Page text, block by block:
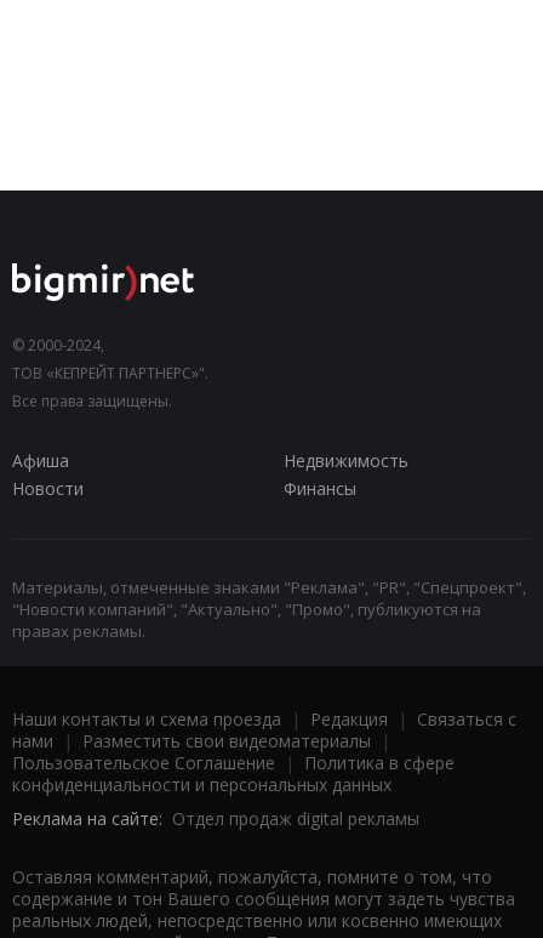
© 2000-2024,
ТОВ «КЕПРЕЙТ ПАРТНЕРС»".
Все права защищены.
Афиша
Недвижимость
Новости
Финансы
Материалы, отмеченные знаками "Реклама", "PR", "Спецпроект",
"Новости компаний", "Актуально", "Промо", публикуются на
правах рекламы.
Наши контакты и схема проезда | Редакция | Связаться с
нами | Разместить свои видеоматериалы |
Пользовательское Соглашение |
Политика в сфере
конфиденциальности и персональных данных
Реклама на сайте: Отдел продаж digital рекламы
Оставляя комментарий, пожалуйста, помните о том, что
содержание и тон Вашего сообщения могут задеть чувства
реальных людей, непосредственно или косвенно имеющих